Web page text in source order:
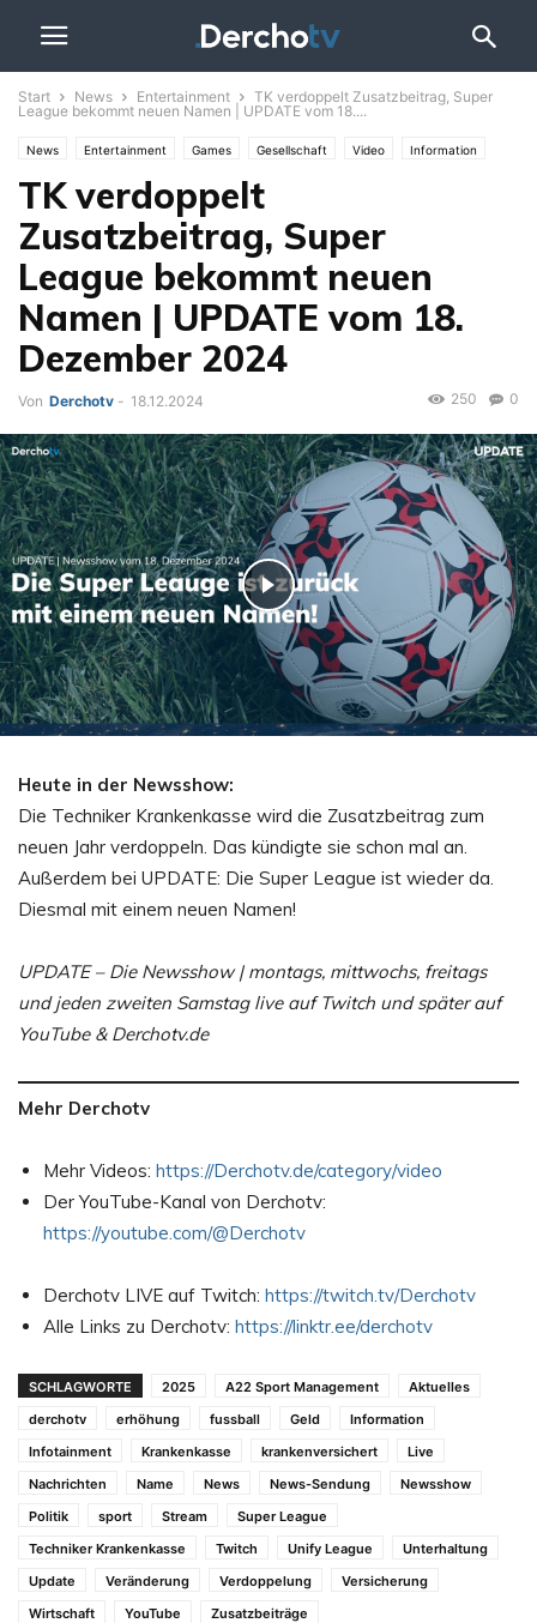
Start News Entertainment
TK verdoppelt Zusatzbeitrag, Super
League bekommt neuen Namen | UPDATE vom 18....
News Entertainment Games Gesellschaft Video Information
Politik Themen UPDATE
TK verdoppelt
Zusatzbeitrag, Super
League bekommt neuen
Namen | UPDATE vom 18.
Dezember 2024
Von Derchotv - 18.12.2024 0
250
Heute in der Newsshow:
Die Techniker Krankenkasse wird die Zusatzbeitrag zum
neuen Jahr verdoppeln. Das kündigte sie schon mal an.
Außerdem bei UPDATE: Die Super League ist wieder da.
Diesmal mit einem neuen Namen!
UPDATE – Die Newsshow | montags, mittwochs, freitags
und jeden zweiten Samstag live auf Twitch und später auf
YouTube & Derchotv.de
Mehr Derchotv
Mehr Videos: https://Derchotv.de/category/video
Der YouTube-Kanal von Derchotv:
https://youtube.com/@Derchotv
Derchotv LIVE auf Twitch: https://twitch.tv/Derchotv
Alle Links zu Derchotv: https://linktr.ee/derchotv
SCHLAGWORTE 2025 A22 Sport Management
Aktuelles
derchotv
erhöhung fussball Geld
Information
Infotainment
Krankenkasse krankenversichert
Live
Nachrichten
Name News News-Sendung
Newsshow
Politik
sport Stream
Super League
Techniker Krankenkasse
Twitch Unify League
Unterhaltung
Update
Veränderung Verdoppelung
Versicherung
Wirtschaft
YouTube Zusatzbeiträge